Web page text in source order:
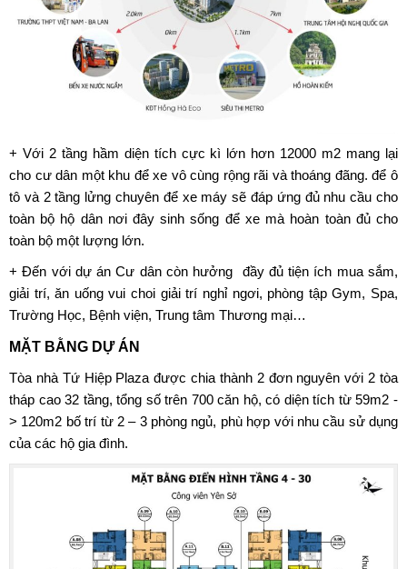
+ Với 2 tầng hầm diện tích cực kì lớn hơn 12000 m2 mang lại
cho cư dân một khu để xe vô cùng rộng rãi và thoáng đãng. để ô
tô và 2 tầng lửng chuyên để xe máy sẽ đáp ứng đủ nhu cầu cho
toàn bộ hộ dân nơi đây sinh sống để xe mà hoàn toàn đủ cho
toàn bộ một lượng lớn.
+ Đến với dự án Cư dân còn hưởng đầy đủ tiện ích mua sắm,
giải trí, ăn uống vui choi giải trí nghỉ ngơi, phòng tập Gym, Spa,
Trường Học, Bệnh viện, Trung tâm Thương mại…
MẶT BẰNG DỰ ÁN
Tòa nhà Tứ Hiệp Plaza được chia thành 2 đơn nguyên với 2 tòa
tháp cao 32 tầng, tổng số trên 700 căn hộ, có diện tích từ 59m2 -
> 120m2 bố trí từ 2 – 3 phòng ngủ, phù hợp với nhu cầu sử dụng
của các hộ gia đình.